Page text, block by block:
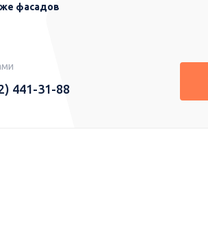
фасадов
441-31-88